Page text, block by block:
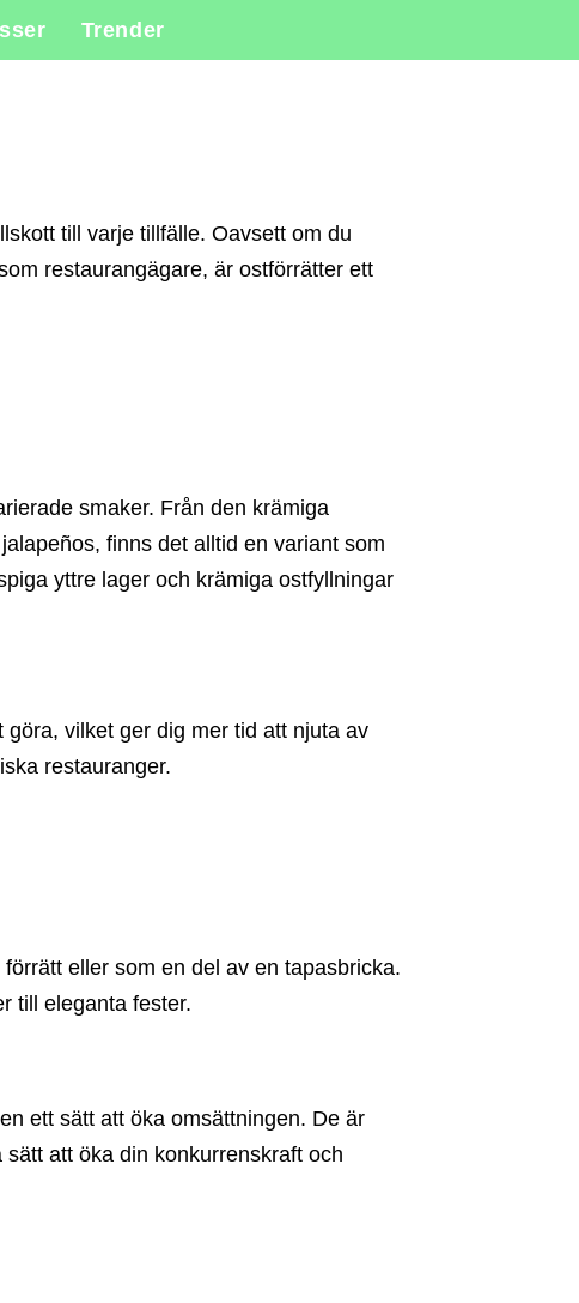
Trender
till varje tillfälle. Oavsett om du
restaurangägare, är ostförrätter ett
smaker. Från den krämiga
finns det alltid en variant som
yttre lager och krämiga ostfyllningar
vilket ger dig mer tid att njuta av
restauranger.
eller som en del av en tapasbricka.
till eleganta fester.
ett sätt att öka omsättningen. De är
att öka din konkurrenskraft och